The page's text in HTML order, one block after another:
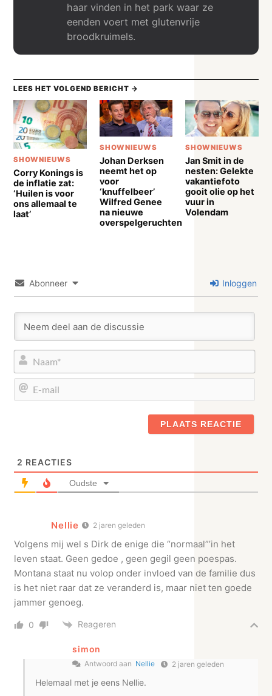
haar vinden in het park waar ze
eenden voert met glutenvrije
broodkruimels.
LEES HET VOLGEND BERICHT →
SHOWNIEUWS
Corry Konings is
de inflatie zat:
‘Huilen is voor
ons allemaal te
laat’
SHOWNIEUWS
Johan Derksen
neemt het op
voor
‘knuffelbeer’
Wilfred Genee
na nieuwe
overspelgeruchten
SHOWNIEUWS
Jan Smit in de
nesten: Gelekte
vakantiefoto
gooit olie op het
vuur in
Volendam
Abonneer Inloggen
2 REACTIES
Oudste
Nellie 2 jaren geleden
Volgens mij wel s Dirk de enige die “normaal”’in het
leven staat. Geen gedoe , geen gegil geen poespas.
Montana staat nu volop onder invloed van de familie dus
is het niet raar dat ze veranderd is, maar niet ten goede
jammer genoeg.
0 Reageren
simon
Antwoord aan Nellie 2 jaren geleden
Helemaal met je eens Nellie.